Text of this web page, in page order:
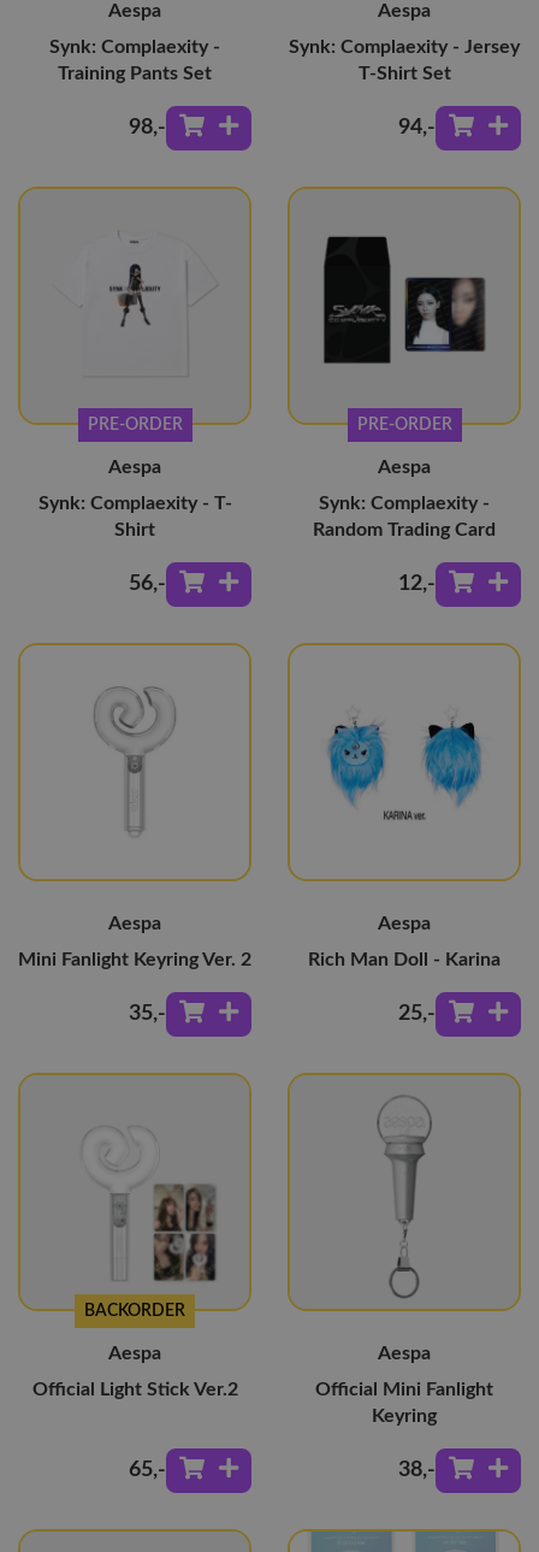
Aespa
Synk: Complaexity -
Training Pants Set
98,-
Aespa
Synk: Complaexity - Jersey
T-Shirt Set
94,-
PRE-ORDER
Aespa
Synk: Complaexity - T-
Shirt
56,-
PRE-ORDER
Aespa
Synk: Complaexity -
Random Trading Card
12,-
Aespa
Mini Fanlight Keyring Ver. 2
35,-
Aespa
Rich Man Doll - Karina
25,-
BACKORDER
Aespa
Official Light Stick Ver.2
65,-
Aespa
Official Mini Fanlight
Keyring
38,-